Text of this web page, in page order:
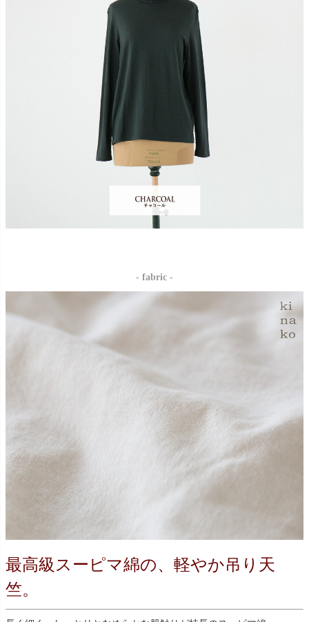
- fabric -
最高級スーピマ綿の、軽やか吊り天
竺。